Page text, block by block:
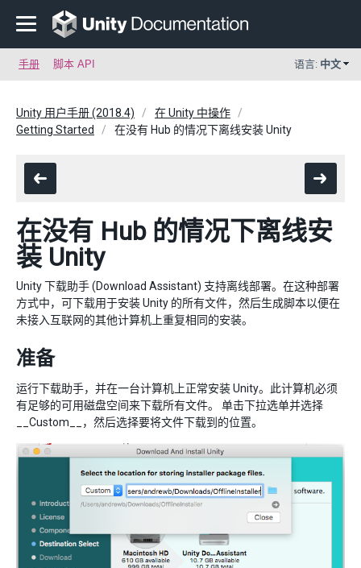
手册 脚本 API 语言: 中文
Unity 用户手册 (2018.4)
在 Unity 中操作
Getting Started
在没有 Hub 的情况下离线安装 Unity
在没有 Hub 的情况下离线安
装 Unity
Unity 下载助手 (Download Assistant) 支持离线部署。在这种部署
方式中，可下载用于安装 Unity 的所有文件，然后生成脚本以便在
未接入互联网的其他计算机上重复相同的安装。
准备
运行下载助手，并在一台计算机上正常安装 Unity。此计算机必须
有足够的可用磁盘空间来下载所有文件。 单击下拉选单并选择
__Custom__，然后选择要将文件下载到的位置。